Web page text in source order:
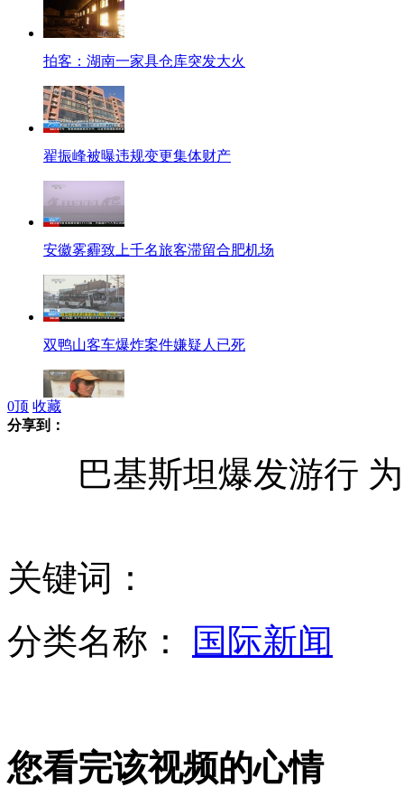
拍客：湖南一家具仓库突发大火
翟振峰被曝违规变更集体财产
安徽雾霾致上千名旅客滞留合肥机场
双鸭山客车爆炸案件嫌疑人已死
阿姆斯特朗首承认曾服用过违禁药物
实拍台毒贩拒检冲撞 警察连开8枪上演追逐战
拍客：不会上网农民工一票难求
0顶 收藏
分享到：
巴基斯坦爆发游行 为
关键词：
分类名称：
国际新闻
您看完该视频的心情